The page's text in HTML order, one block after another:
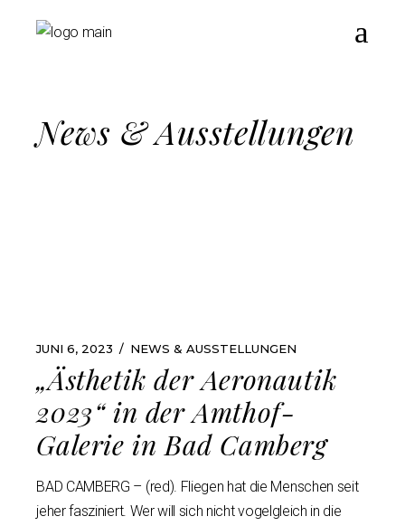
News & Ausstellungen
JUNI 6, 2023 NEWS & AUSSTELLUNGEN
„Ästhetik der Aeronautik
2023“ in der Amthof-
Galerie in Bad Camberg
BAD CAMBERG – (red). Fliegen hat die Menschen seit
jeher fasziniert. Wer will sich nicht vogelgleich in die